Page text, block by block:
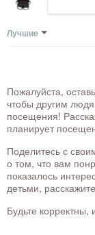
Лучшие
Пожалуйста,
чтобы другим
посещения!
планирует
Поделитесь с
о том, что вам
показалось
детьми,
Будьте